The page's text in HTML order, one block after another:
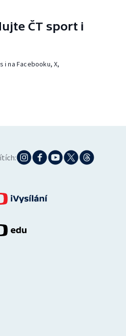
ČT sport i
na Facebooku, X,